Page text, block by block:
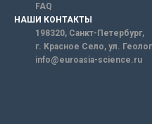
FAQ
НАШИ КОНТАКТЫ
198320, Санкт-Петербург,
г. Красное Село, ул.
info@euroasia-science.ru